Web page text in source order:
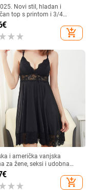
Novi stil, hladan i
top s printom i 3/4
elegantnog i
izgleda za
na posao
€
add_shopping_cart
i američka vanjska
za žene, seksi i udobna
remenčića za prsa,
s jastučićima za prsa,
prekrasna čipkasta
€
add_shopping_cart